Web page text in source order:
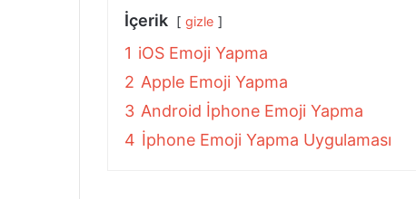
İçerik gizle
1 iOS Emoji Yapma
2 Apple Emoji Yapma
3 Android İphone Emoji Yapma
4 İphone Emoji Yapma Uygulaması